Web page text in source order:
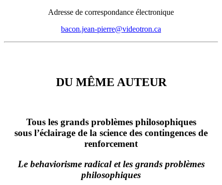
Adresse de correspondance électronique
bacon.jean-pierre@videotron.ca
DU MÊME AUTEUR
Tous les grands problèmes philosophiques
sous l’éclairage de la science des contingences de
renforcement
Le behaviorisme radical et les grands problèmes
philosophiques